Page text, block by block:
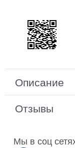
Описание
Отзывы
Мы в соц